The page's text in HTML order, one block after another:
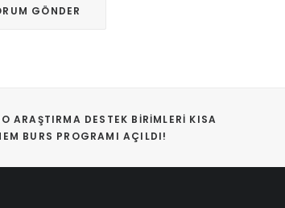
ARAŞTIRMA DESTEK BIRIMLERI KISA
BURS PROGRAMI AÇILDI!